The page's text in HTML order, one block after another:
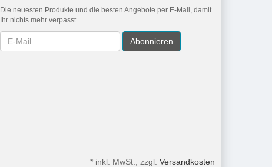
Die neuesten Produkte und die besten Angebote per E-Mail, damit
Ihr nichts mehr verpasst.
Newsletter Abonnieren
* inkl. MwSt., zzgl. Versandkosten